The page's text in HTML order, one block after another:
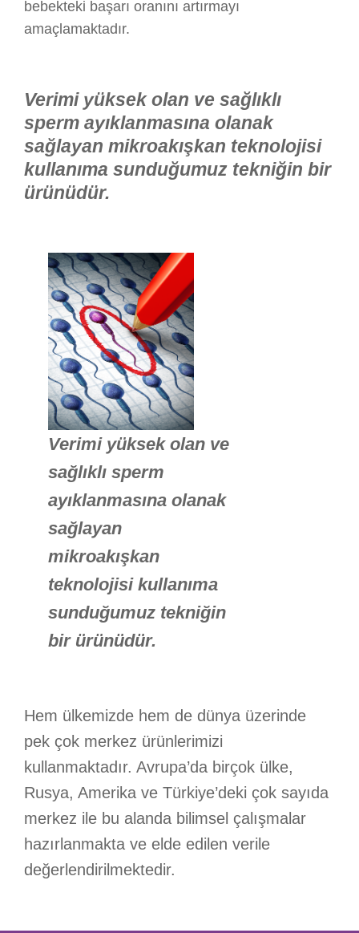
bebekteki başarı oranını artırmayı
amaçlamaktadır.
Verimi yüksek olan ve sağlıklı
sperm ayıklanmasına olanak
sağlayan mikroakışkan teknolojisi
kullanıma sunduğumuz tekniğin bir
ürünüdür.
Verimi yüksek olan ve
sağlıklı sperm
ayıklanmasına olanak
sağlayan
mikroakışkan
teknolojisi kullanıma
sunduğumuz tekniğin
bir ürünüdür.
Hem ülkemizde hem de dünya üzerinde
pek çok merkez ürünlerimizi
kullanmaktadır. Avrupa’da birçok ülke,
Rusya, Amerika ve Türkiye’deki çok sayıda
merkez ile bu alanda bilimsel çalışmalar
hazırlanmakta ve elde edilen verile
değerlendirilmektedir.